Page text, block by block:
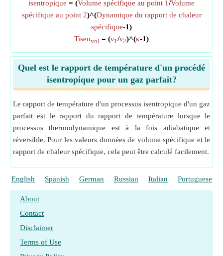
isentropique = (Volume spécifique au point 1/Volume
spécifique au point 2)^(Dynamique du rapport de chaleur
spécifique-1)
Tisenvol = (ν1/ν2)^(κ-1)
Quel est le rapport de température d'un procédé
isentropique pour un gaz parfait?
Le rapport de température d'un processus isentropique d'un gaz
parfait est le rapport du rapport de température lorsque le
processus thermodynamique est à la fois adiabatique et
réversible. Pour les valeurs données de volume spécifique et le
rapport de chaleur spécifique, cela peut être calculé facilement.
English Spanish German Russian Italian Portuguese
About
Contact
Disclaimer
Terms of Use